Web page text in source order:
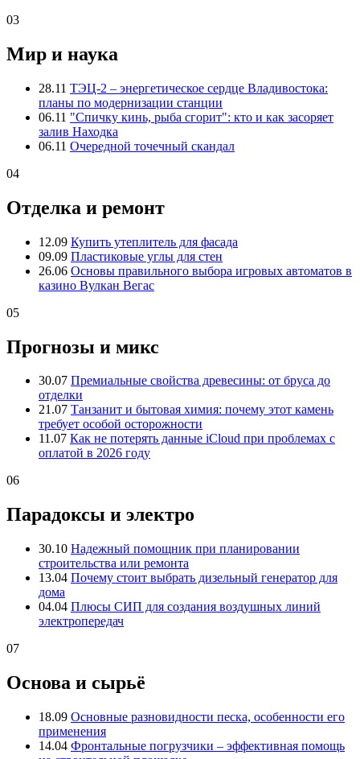
03
Мир и наука
28.11 ТЭЦ-2 – энергетическое сердце Владивостока:
планы по модернизации станции
06.11 "Спичку кинь, рыба сгорит": кто и как засоряет
залив Находка
06.11 Очередной точечный скандал
04
Отделка и ремонт
12.09 Купить утеплитель для фасада
09.09 Пластиковые углы для стен
26.06 Основы правильного выбора игровых автоматов в
казино Вулкан Вегас
05
Прогнозы и микс
30.07 Премиальные свойства древесины: от бруса до
отделки
21.07 Танзанит и бытовая химия: почему этот камень
требует особой осторожности
11.07 Как не потерять данные iCloud при проблемах с
оплатой в 2026 году
06
Парадоксы и электро
30.10 Надежный помощник при планировании
строительства или ремонта
13.04 Почему стоит выбрать дизельный генератор для
дома
04.04 Плюсы СИП для создания воздушных линий
электропередач
07
Основа и сырьё
18.09 Основные разновидности песка, особенности его
применения
14.04 Фронтальные погрузчики – эффективная помощь